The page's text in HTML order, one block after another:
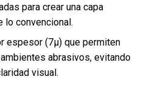
para crear una capa
lo convencional.
espesor (7μ) que permiten
abrasivos, evitando
visual.